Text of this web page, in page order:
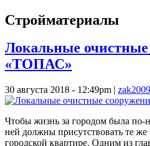
Стройматериалы
Локальные
«ТОПАС»
30 августа 2018 - 12:49pm | zak2009
Чтобы жизнь за городом была по-
ней должны присутствовать те
городской квартире. Одним из